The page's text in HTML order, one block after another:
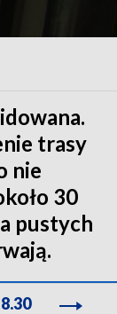
trasy
nie
30
pustych